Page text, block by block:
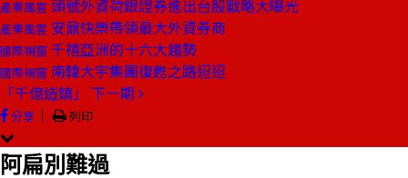
產業風雲 頭號外資荷銀證券進出台股戰略大曝光
產業風雲 安鼐快樂帶領最大外資券商
國際視窗 千禧亞洲的十六大趨勢
國際視窗 南韓大宇集團復甦之路迢迢
「千億造鎮」 下一期
分享 ｜ 列印
阿扁別難過